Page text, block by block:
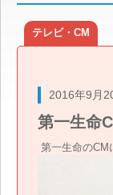
テレビ・CM
2016年9月
第一生命
第一生命のCM